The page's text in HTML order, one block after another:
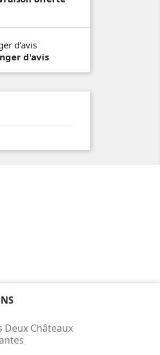
d'avis
Deux Châteaux